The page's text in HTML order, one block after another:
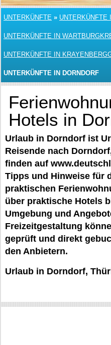
UNTERKÜNFTE » UNTERKÜNFTE
UNTERKÜNFTE IN
UNTERKÜNFTE IN
UNTERKÜNFTE IN DORNDORF
Hotels in
Urlaub in Dorndorf ist
Reisende nach
finden auf
Tipps und Hinweise für
praktischen
über praktische Hotels
Umgebung und
Freizeitgestaltung
geprüft und direkt
den Anbietern.
Urlaub in Dorndorf,